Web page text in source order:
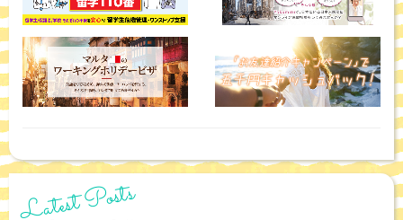
Latest Posts